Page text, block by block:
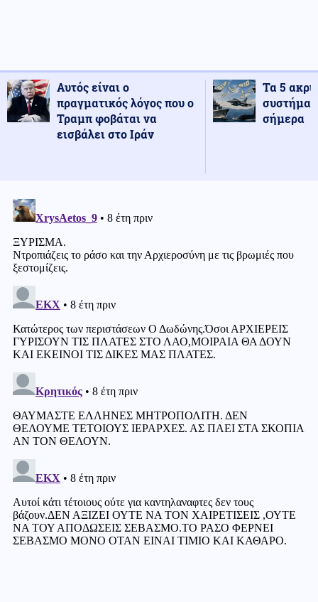
Αυτός είναι ο
πραγματικός λόγος που ο
Τραμπ φοβάται να
εισβάλει στο Ιράν
Τα 5
σήμερα